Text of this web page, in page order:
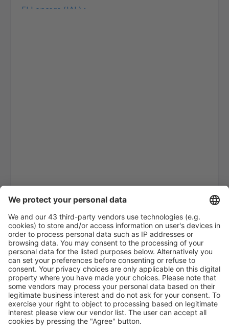
El Lencero (JAL)
General Fierro Villalobos (CUU)
Guadalupe Victoria (DGO)
Aeropuerto Regional de Guerrero Negro (GUB)
General Heriberto Jara (VER)
Hermanos Serdán (PBC)
Huatulco Intl Airport (HUX)
General Ignacio L. Pesqueira (HMO)